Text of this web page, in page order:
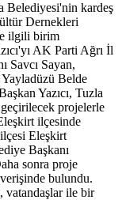
Belediyesi'nin kardeş
Dernekleri
ilgili birim
AK Parti Ağrı İl
Savcı Sayan,
Belde
Yazıcı, Tuzla
projelerle
ilçesinde
Eleşkirt
Başkanı
sonra proje
bulundu.
vatandaşlar ile bir